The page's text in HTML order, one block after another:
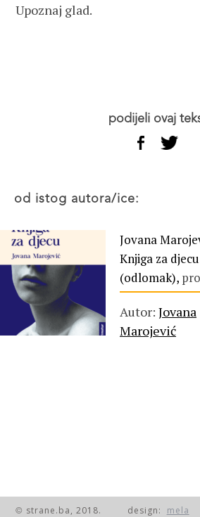
Upoznaj glad.
podijeli ovaj
od istog autora/ice:
Jovana
Knjiga za djecu
(odlomak),
Autor: Jovana
Marojević
© strane.ba, 2018. design: mela